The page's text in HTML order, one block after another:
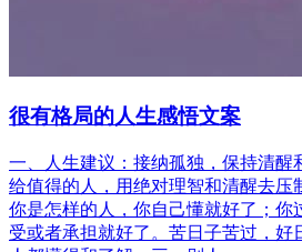
很有格局的人生感悟文案
一、人生建议：接纳孤独，保持清醒
给值得的人，用绝对理智和清醒去压
你是怎样的人，你自己懂就好了；你
受或者承担就好了。苦日子苦过，好